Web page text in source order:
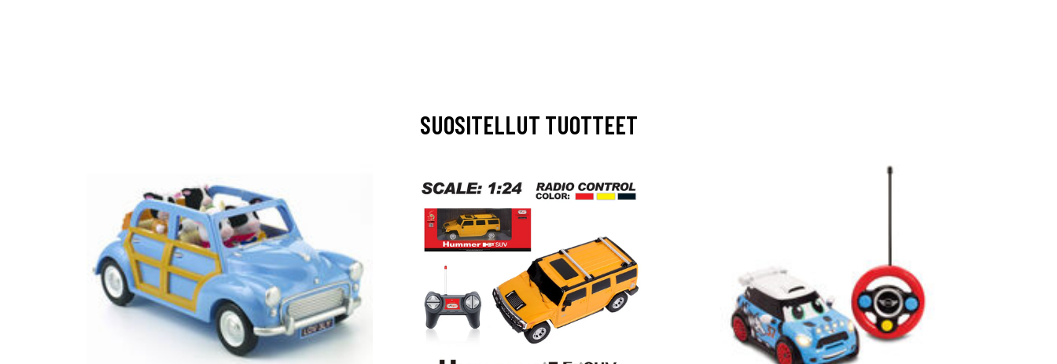
SUOSITELLUT TUOTTEET